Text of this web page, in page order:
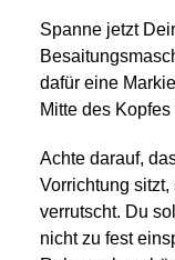
Spanne jetzt
dafür eine
Mitte des Kopfes
Achte darauf,
Vorrichtung
verrutscht. Du
nicht zu fest